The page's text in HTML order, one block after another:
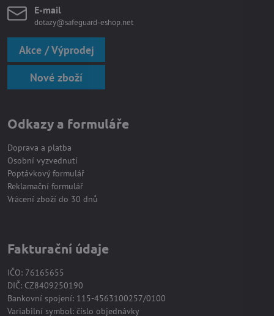
E-mail
dotazy@safeguard-eshop.net
Akce / Výprodej
Nové zboží
Odkazy a formuláře
Doprava a platba
Osobní vyzvednutí
Poptávkový formulář
Reklamační formulář
Vrácení zboží do 30 dnů
Fakturační údaje
IČO: 76165655
DIČ: CZ8409250190
Bankovní spojení: 115-4563100257/0100
Variabilní symbol: číslo objednávky